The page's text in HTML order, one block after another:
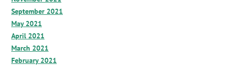
September 2021
May 2021
April 2021
March 2021
February 2021